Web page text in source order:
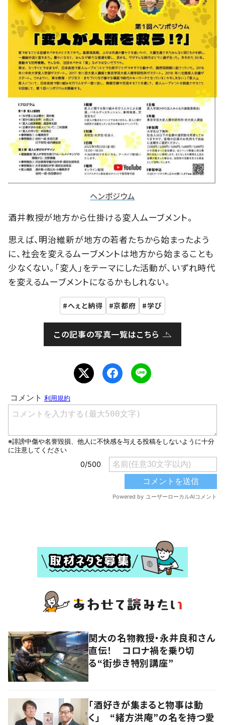
ヘンポジウム
酒井教授が地方から仕掛ける変人ムーブメント。
思えば、明治維新が地方の若者たちから始まったよう
に、社会を変えるムーブメントは地方から始まることも
少なくない。「変人」をテーマにした活動が、いずれ時代
を変えるムーブメントになるかもしれない。
へぇと納得 京都府 学び
この記事の写真一覧はこちら
関大の名物教授・永井良和さん
直伝！ コロナ禍を乗り切
る“街歩き特別講座”
「酒好きが集まると物事は動
く」 “緒方洪庵”の名を持つ愛